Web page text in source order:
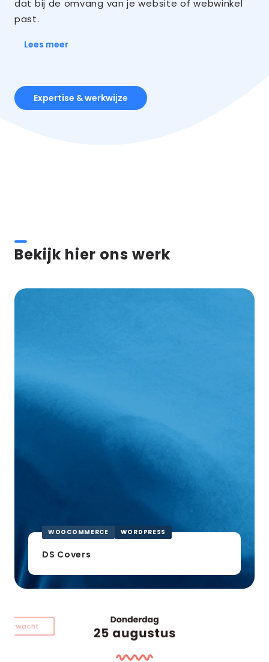
dat bij de omvang van je website of webwinkel
past.
Lees meer
Expertise & werkwijze
Bekijk hier ons werk
DS
WOOCOMMERCE WORDPRESS
DS Covers
Slieker